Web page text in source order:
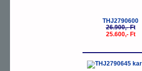
THJ2790600
26.900,- Ft
25.600,- Ft